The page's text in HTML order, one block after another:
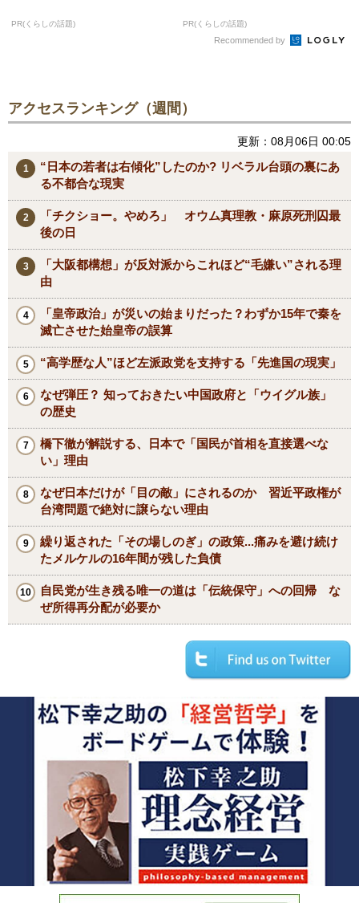
PR(くらしの話題) PR(くらしの話題)
Recommended by
アクセスランキング（週間）
更新：08月06日 00:05
“日本の若者は右傾化”したのか? リベラル台頭の裏にあ
る不都合な現実
「チクショー。やめろ」 オウム真理教・麻原死刑囚最
後の日
「大阪都構想」が反対派からこれほど“毛嫌い”される理
由
「皇帝政治」が災いの始まりだった？わずか15年で秦を
滅亡させた始皇帝の誤算
“高学歴な人”ほど左派政党を支持する「先進国の現実」
なぜ弾圧？ 知っておきたい中国政府と「ウイグル族」
の歴史
橋下徹が解説する、日本で「国民が首相を直接選べな
い」理由
なぜ日本だけが「目の敵」にされるのか 習近平政権が
台湾問題で絶対に譲らない理由
繰り返された「その場しのぎ」の政策...痛みを避け続け
たメルケルの16年間が残した負債
自民党が生き残る唯一の道は「伝統保守」への回帰 な
ぜ所得再分配が必要か